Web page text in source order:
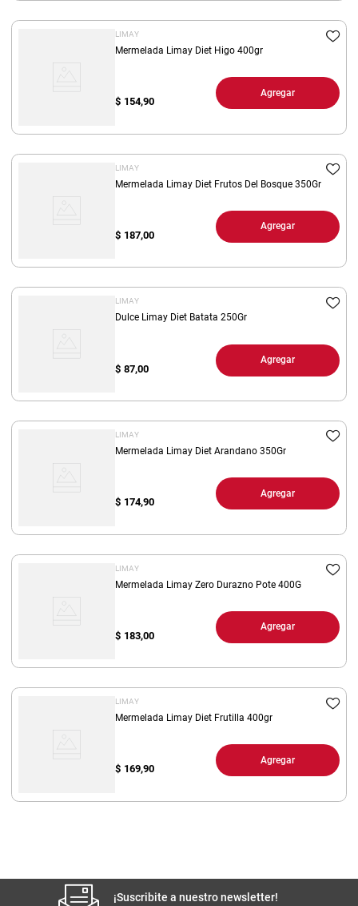
LIMAY
Mermelada Limay Diet Higo 400gr
$ 154,90
Agregar
LIMAY
Mermelada Limay Diet Frutos Del Bosque 350Gr
$ 187,00
Agregar
LIMAY
Dulce Limay Diet Batata 250Gr
$ 87,00
Agregar
LIMAY
Mermelada Limay Diet Arandano 350Gr
$ 174,90
Agregar
LIMAY
Mermelada Limay Zero Durazno Pote 400G
$ 183,00
Agregar
LIMAY
Mermelada Limay Diet Frutilla 400gr
$ 169,90
Agregar
¡Suscribite a nuestro newsletter!